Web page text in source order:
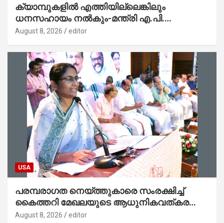
ക്യാമ്പുകളിൽ എത്തിയില്ലെങ്കിലും
ധനസഹായം നൽകും-മന്ത്രി എ.പി.
അനിൽകുമാർ
August 8, 2026 editor
USA
പരമ്പരാഗത നെയ്ത്തുകാരെ സംരക്ഷിച്ച്
കൈത്തറി മേഖലയുടെ ആധുനികവത്കരണം
സാധ്യമാക്കും : ഡെപ്യൂട്ടി സ്പീക്കർ
August 8, 2026 editor